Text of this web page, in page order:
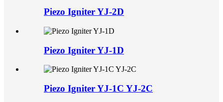
Piezo Igniter YJ-2D
Piezo Igniter YJ-1D
Piezo Igniter YJ-1C YJ-2C